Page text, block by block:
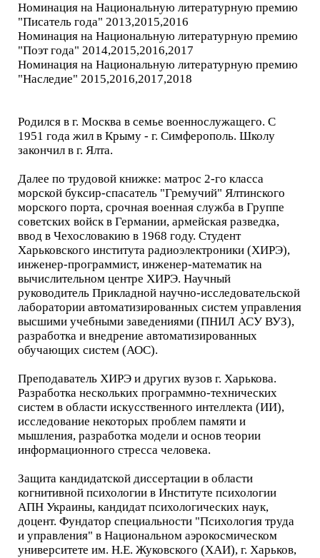
Номинация на Национальную литературную премию
"Писатель года" 2013,2015,2016
Номинация на Национальную литературную премию
"Поэт года" 2014,2015,2016,2017
Номинация на Национальную литературную премию
"Наследие" 2015,2016,2017,2018
Родился в г. Москва в семье военнослужащего. С
1951 года жил в Крыму - г. Симферополь. Школу
закончил в г. Ялта.
Далее по трудовой книжке: матрос 2-го класса
морской буксир-спасатель "Гремучий" Ялтинского
морского порта, срочная военная служба в Группе
советских войск в Германии, армейская разведка,
ввод в Чехословакию в 1968 году. Студент
Харьковского института радиоэлектроники (ХИРЭ),
инженер-программист, инженер-математик на
вычислительном центре ХИРЭ. Научный
руководитель Прикладной научно-исследовательской
лаборатории автоматизированных систем управления
высшими учебными заведениями (ПНИЛ АСУ ВУЗ),
разработка и внедрение автоматизированных
обучающих систем (АОС).
Преподаватель ХИРЭ и других вузов г. Харькова.
Разработка нескольких программно-технических
систем в области искусственного интеллекта (ИИ),
исследование некоторых проблем памяти и
мышления, разработка модели и основ теории
информационного стресса человека.
Защита кандидатской диссертации в области
когнитивной психологии в Институте психологии
АПН Украины, кандидат психологических наук,
доцент. Фундатор специальности "Психология труда
и управления" в Национальном аэрокосмическом
университете им. Н.Е. Жуковского (ХАИ), г. Харьков,